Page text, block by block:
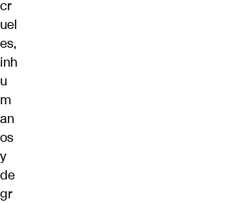
cr
uel
es,
inh
u
m
an
os
y
de
gr